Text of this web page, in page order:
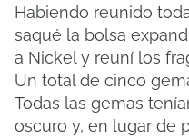
Habiendo reunido
saqué la bolsa
a Nickel y reuní los
Un total de cinco
Todas las gemas
oscuro y, en lugar de